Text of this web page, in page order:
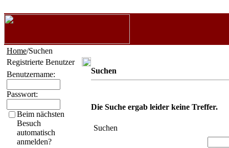
Home/Suchen
Registrierte Benutzer
Benutzername:
Passwort:
Beim nächsten
Besuch
automatisch
anmelden?
Suchen
Die Suche ergab leider keine Treffer.
Suchen